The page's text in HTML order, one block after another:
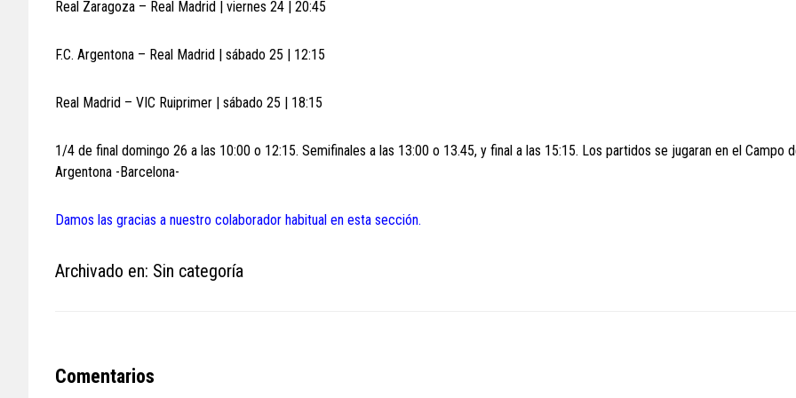
Real Zaragoza – Real Madrid | viernes 24 | 20:45
F.C. Argentona – Real Madrid | sábado 25 | 12:15
Real Madrid – VIC Ruiprimer | sábado 25 | 18:15
1/4 de final domingo 26 a las 10:00 o 12:15. Semifinales a las 13:00 o 13.45, y final a las 15:15. Los partidos se jugaran en el Campo
Argentona -Barcelona-
Damos las gracias a nuestro colaborador habitual en esta sección.
Archivado en: Sin categoría
Reader
Comentarios